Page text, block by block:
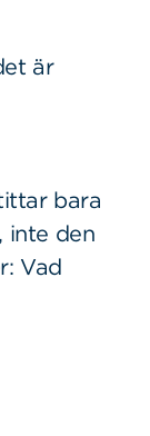
är
bara
inte den
Vad